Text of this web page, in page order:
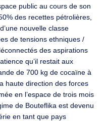
public au cours de son
des recettes pétrolières,
nouvelle classe
de tensions ethniques /
des aspirations
qu’il restait aux
de 700 kg de cocaïne à
haute direction des forces
en l’espace de trois mois
de Bouteflika est devenu
en tant que pays